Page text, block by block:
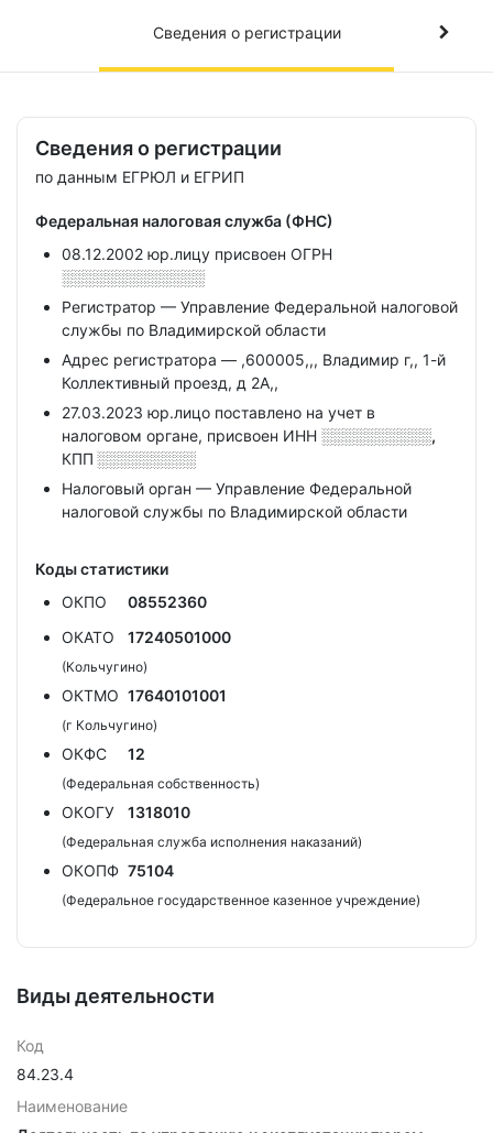
Сведения о регистрации
Сведения о регистрации
по данным ЕГРЮЛ и ЕГРИП
Федеральная налоговая служба (ФНС)
08.12.2002 юр.лицу присвоен ОГРН
░░░░░░░░░░░░░
Регистратор — Управление Федеральной налоговой
службы по Владимирской области
Адрес регистратора — ,600005,,, Владимир г,, 1-й
Коллективный проезд, д 2А,,
27.03.2023 юр.лицо поставлено на учет в
налоговом органе, присвоен ИНН ░░░░░░░░░░,
КПП ░░░░░░░░░
Налоговый орган — Управление Федеральной
налоговой службы по Владимирской области
Коды статистики
ОКПО
08552360
ОКАТО
17240501000
(Кольчугино)
ОКТМО 17640101001
(г Кольчугино)
ОКФС 12
(Федеральная собственность)
ОКОГУ 1318010
(Федеральная служба исполнения наказаний)
ОКОПФ 75104
(Федеральное государственное казенное учреждение)
Виды деятельности
Код
84.23.4
Наименование